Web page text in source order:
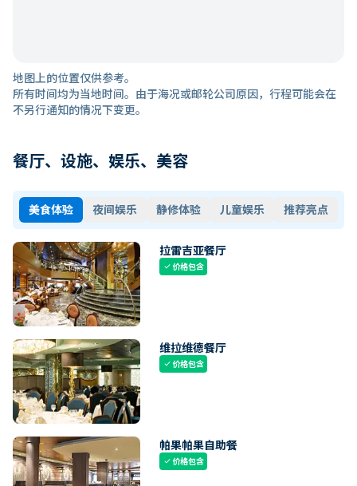
地图上的位置仅供参考。
所有时间均为当地时间。由于海况或邮轮公司原因，行程可能会在
不另行通知的情况下变更。
餐厅、设施、娱乐、美容
美食体验 夜间娱乐 静修体验 儿童娱乐 推荐亮点
拉雷吉亚餐厅
check价格包含
维拉维德餐厅
check价格包含
帕果帕果自助餐
check价格包含